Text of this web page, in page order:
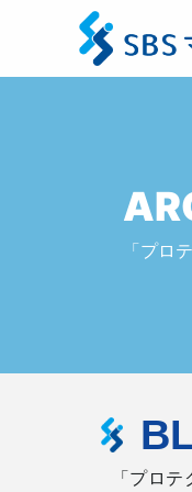
「プロ
「プロ